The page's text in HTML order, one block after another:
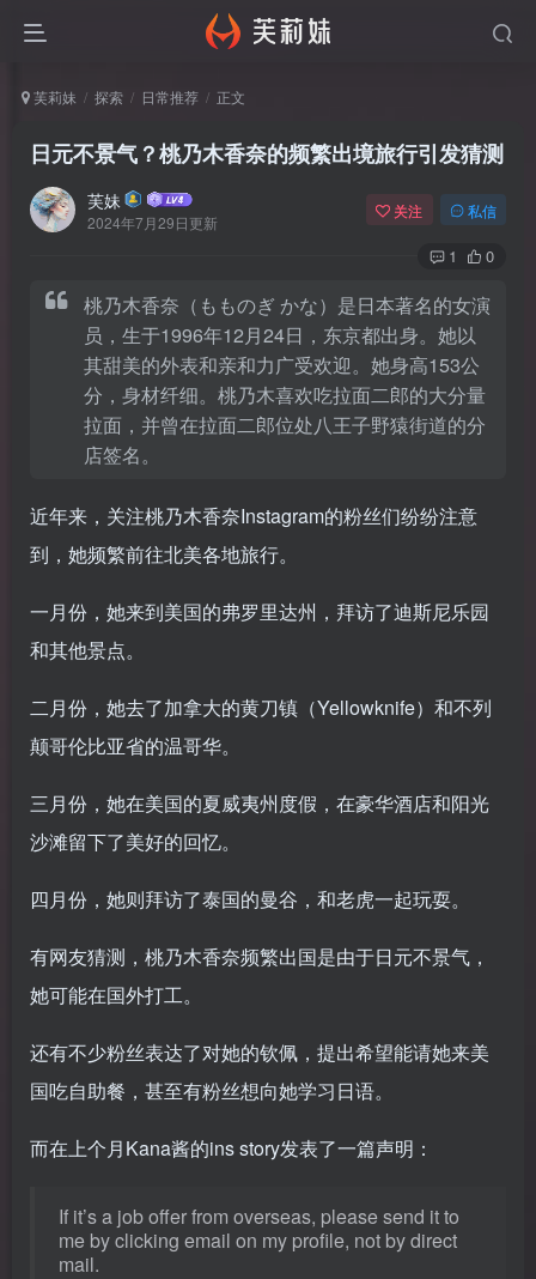
芙莉妹 探索 日常推荐 正文
日元不景气？桃乃木香奈的频繁出境旅行引发猜测
芙妹
2024年7月29日更新
关注 私信
1 0
桃乃木香奈（もものぎ かな）是日本著名的女演
员，生于1996年12月24日，东京都出身。她以
其甜美的外表和亲和力广受欢迎。她身高153公
分，身材纤细。桃乃木喜欢吃拉面二郎的大分量
拉面，并曾在拉面二郎位处八王子野猿街道的分
店签名。
近年来，关注桃乃木香奈Instagram的粉丝们纷纷注意
到，她频繁前往北美各地旅行。
一月份，她来到美国的弗罗里达州，拜访了迪斯尼乐园
和其他景点。
二月份，她去了加拿大的黄刀镇（Yellowknife）和不列
颠哥伦比亚省的温哥华。
三月份，她在美国的夏威夷州度假，在豪华酒店和阳光
沙滩留下了美好的回忆。
四月份，她则拜访了泰国的曼谷，和老虎一起玩耍。
有网友猜测，桃乃木香奈频繁出国是由于日元不景气，
她可能在国外打工。
还有不少粉丝表达了对她的钦佩，提出希望能请她来美
国吃自助餐，甚至有粉丝想向她学习日语。
而在上个月Kana酱的ins story发表了一篇声明：
If it’s a job offer from overseas, please send it to
me by clicking email on my profile, not by direct
mail.